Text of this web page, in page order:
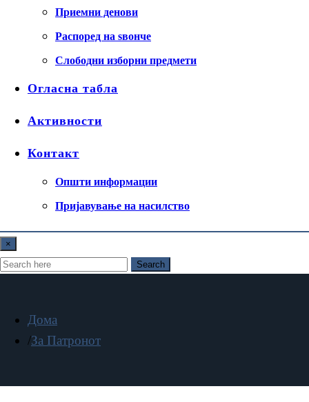
Приемни денови
Распоред на ѕвонче
Слободни изборни предмети
Огласна табла
Активности
Контакт
Општи информации
Пријавување на насилство
×
Search
Дома
За Патронот